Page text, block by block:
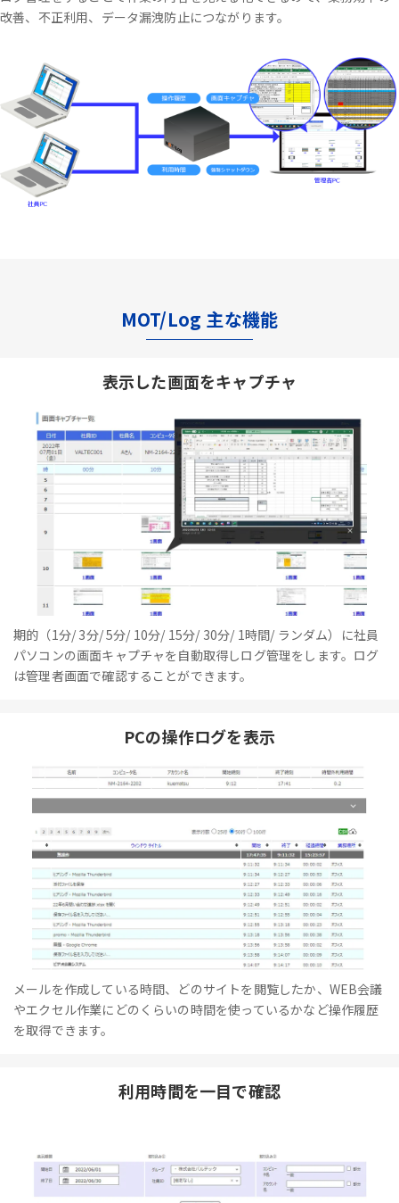
改善、不正利用、データ漏洩防止につながります。
MOT/Log 主な機能
表示した画面をキャプチャ
期的（1分/ 3分/ 5分/ 10分/ 15分/ 30分/ 1時間/ ランダム）に社員
パソコンの画面キャプチャを自動取得しログ管理をします。ログ
は管理者画面で確認することができます。
PCの操作ログを表示
メールを作成している時間、どのサイトを閲覧したか、WEB会議
やエクセル作業にどのくらいの時間を使っているかなど操作履歴
を取得できます。
利用時間を一目で確認